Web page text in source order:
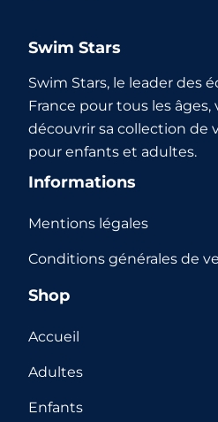
Swim Stars
Swim Stars, le leader des
France pour tous les âges,
découvrir sa collection de
pour enfants et adultes.
Informations
Mentions légales
Conditions générales de
Shop
Accueil
Adultes
Enfants